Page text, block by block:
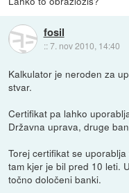
fosil
::7. nov 2010, 14:40
Kalkulator je neroden za
stvar.
Certifikat pa lahko
Državna uprava, druge
Torej certifikat se
tam kjer je bil pred 10 leti.
točno določeni banki.